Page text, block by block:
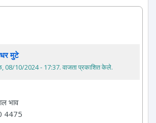
मुटे
08/10/2024 - 17:37. वाजता प्रकाशित केले.
भाव
4475